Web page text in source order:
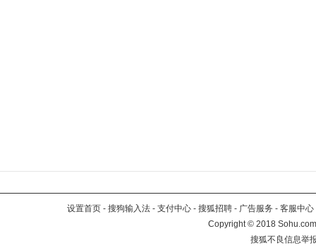
设置首页 - 搜狗输入法 - 支付中心 - 搜狐招聘 - 广告服务 - 客服中心
Copyright©2018
搜狐不良信息举